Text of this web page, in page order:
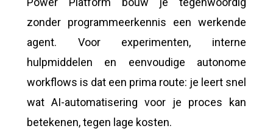
zonder programmeerkennis een werkende
agent. Voor experimenten, interne
hulpmiddelen en eenvoudige autonome
workflows is dat een prima route: je leert snel
wat AI-automatisering voor je proces kan
betekenen, tegen lage kosten.